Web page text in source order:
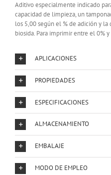
Aditivo especialmente indicado
capacidad de limpieza, un
los 5,00 según el % de adición y
biosida. Para imprimir entre el 0%
APLICACIONES
PROPIEDADES
ESPECIFICACIONES
ALMACENAMIENTO
EMBALAJE
MODO DE EMPLEO